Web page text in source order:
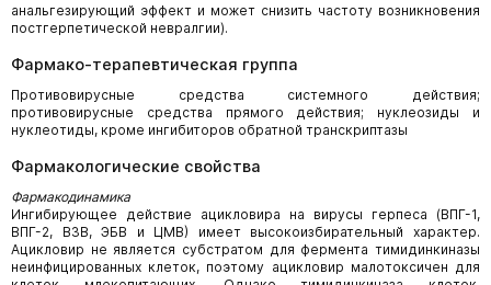
анальгезирующий эффект и может снизить частоту возникновения
постгерпетической невралгии).
Фармако-терапевтическая группа
Противовирусные средства системного действия;
противовирусные средства прямого действия; нуклеозиды и
нуклеотиды, кроме ингибиторов обратной транскриптазы
Фармакологические свойства
Фармакодинамика
Ингибирующее действие ацикловира на вирусы герпеса (ВПГ-1,
ВПГ-2, ВЗВ, ЭБВ и ЦМВ) имеет высокоизбирательный характер.
Ацикловир не является субстратом для фермента тимидинкиназы
неинфицированных клеток, поэтому ацикловир малотоксичен для